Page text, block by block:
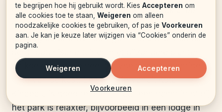
Heb je geen zin in de top, dan kun je ook alleen
hetKinabalu National Parkbezoeken. Er zijn
genoeg kortere wandelingen met uitzicht op de
berg, botanische tuinen met bijzondere planten
en koele lucht die heel fijn voelt na de vochtige
hitte van de kust. Een dagtrip vanuit Kota
Kinabalu is goed te doen, maar een nacht in of bij
het park is relaxter, bijvoorbeeld in een lodge in
te begrijpen hoe hij gebruikt wordt. Kies Accepteren om
alle cookies toe te staan, Weigeren om alleen
noodzakelijke cookies te gebruiken, of pas je Voorkeuren
aan. Je kan je keuze later wijzigen via “Cookies” onderin de
pagina.
Weigeren
Voorkeuren
Accepteren